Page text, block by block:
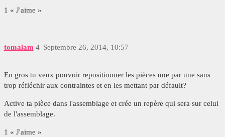
1 « J'aime »
tomalam Septembre 26, 2014, 10:57
4
En gros tu veux pouvoir repositionner les pièces une par une sans
trop réfléchir aux contraintes et en les mettant par défault?
Active ta pièce dans l'assemblage et crée un repère qui sera sur celui
de l'assemblage.
1 « J'aime »